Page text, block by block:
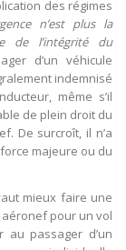
des régimes
n’est plus la
de l’intégrité du
d’un véhicule
indemnisé
même s’il
de plein droit du
De surcroît, il n’a
majeure ou du
mieux faire une
pour un vol
au passager d’un